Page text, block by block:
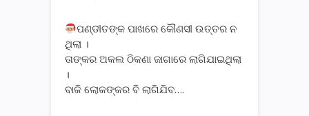
ପଣ୍ଡୀତଙ୍କ ପାଖରେ କୌଣସୀ ଉତ୍ତର ନ
ଥିଲା ।
ତାଙ୍କର ଅକଲ ଠିକଣା ଜାଗାରେ ଲାଗିଯାଇଥିଲା
।
ବାକି ଲୋକଙ୍କର ବି ଲାଗିଯିବ….